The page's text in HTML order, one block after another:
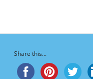
Share this...